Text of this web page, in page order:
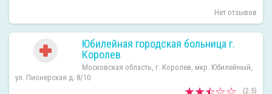
Нет отзывов
Юбилейная городская больница г.
Королев
Московская область, г. Королев, мкр. Юбилейный,
ул. Пионерская д. 8/10
(2.5)